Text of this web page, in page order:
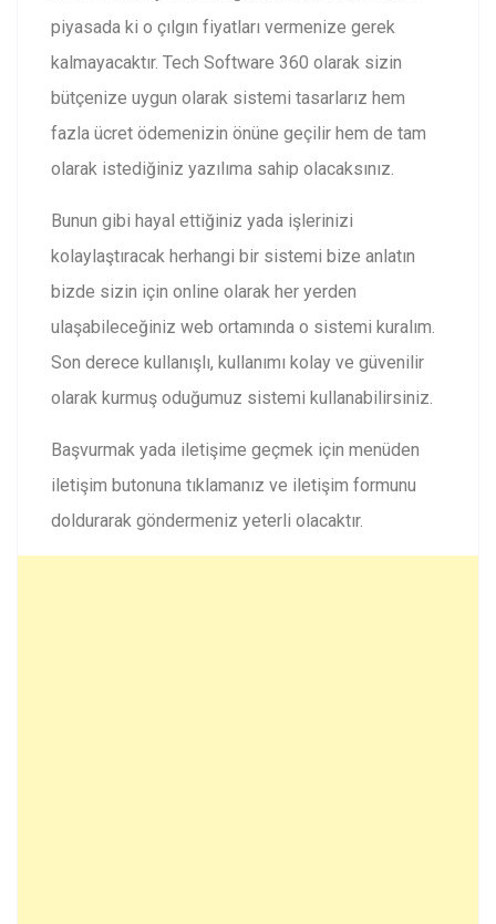
piyasada ki o çılgın fiyatları vermenize gerek
kalmayacaktır. Tech Software 360 olarak sizin
bütçenize uygun olarak sistemi tasarlarız hem
fazla ücret ödemenizin önüne geçilir hem de tam
olarak istediğiniz yazılıma sahip olacaksınız.
Bunun gibi hayal ettiğiniz yada işlerinizi
kolaylaştıracak herhangi bir sistemi bize anlatın
bizde sizin için online olarak her yerden
ulaşabileceğiniz web ortamında o sistemi kuralım.
Son derece kullanışlı, kullanımı kolay ve güvenilir
olarak kurmuş oduğumuz sistemi kullanabilirsiniz.
Başvurmak yada iletişime geçmek için menüden
iletişim butonuna tıklamanız ve iletişim formunu
doldurarak göndermeniz yeterli olacaktır.